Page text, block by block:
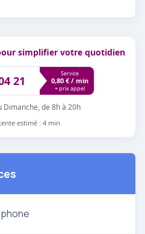
simplifier votre quotidien
21
Service
0,80 € / min
+ prix appel
Dimanche, de 8h à 20h
estimé : 4 min